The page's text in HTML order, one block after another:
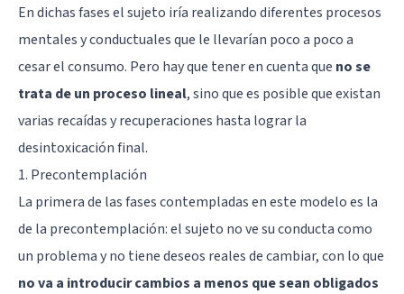
En dichas fases el sujeto iría realizando diferentes procesos
mentales y conductuales que le llevarían poco a poco a
cesar el consumo. Pero hay que tener en cuenta que no se
trata de un proceso lineal, sino que es posible que existan
varias recaídas y recuperaciones hasta lograr la
desintoxicación final.
1. Precontemplación
La primera de las fases contempladas en este modelo es la
de la precontemplación: el sujeto no ve su conducta como
un problema y no tiene deseos reales de cambiar, con lo que
no va a introducir cambios a menos que sean obligados